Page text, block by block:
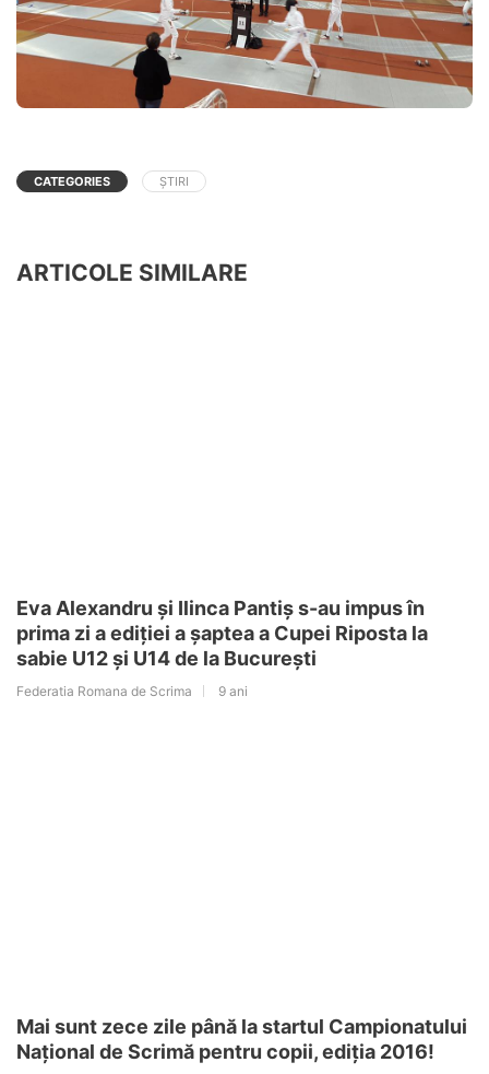
CATEGORIES ȘTIRI
ARTICOLE SIMILARE
Eva Alexandru și Ilinca Pantiș s-au impus în
prima zi a ediției a șaptea a Cupei Riposta la
sabie U12 și U14 de la București
Federatia Romana de Scrima 9 ani
Mai sunt zece zile până la startul Campionatului
Național de Scrimă pentru copii, ediția 2016!